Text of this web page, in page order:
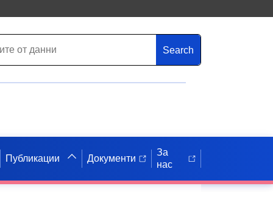
Search
Публикации Документи
За
нас